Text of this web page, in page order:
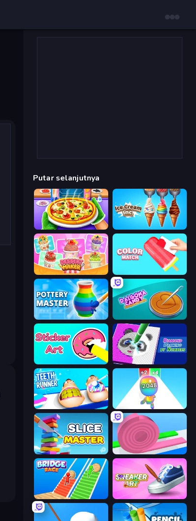
Putar selanjutnya
Pizza Maker Ice Cream Inc.
Dessert Maker
Pottery Master Dalgona Candy Honeycomb Cookie
Teeth Runner Man Runner 2048
Slice Master Layers Roll
Bridge Race Sneaker Art